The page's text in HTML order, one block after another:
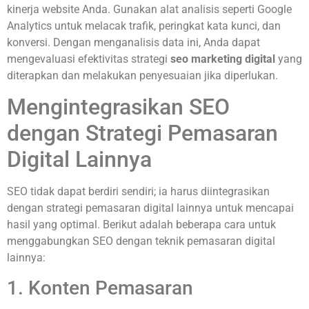
kinerja website Anda. Gunakan alat analisis seperti Google
Analytics untuk melacak trafik, peringkat kata kunci, dan
konversi. Dengan menganalisis data ini, Anda dapat
mengevaluasi efektivitas strategi seo marketing digital yang
diterapkan dan melakukan penyesuaian jika diperlukan.
Mengintegrasikan SEO
dengan Strategi Pemasaran
Digital Lainnya
SEO tidak dapat berdiri sendiri; ia harus diintegrasikan
dengan strategi pemasaran digital lainnya untuk mencapai
hasil yang optimal. Berikut adalah beberapa cara untuk
menggabungkan SEO dengan teknik pemasaran digital
lainnya:
1. Konten Pemasaran